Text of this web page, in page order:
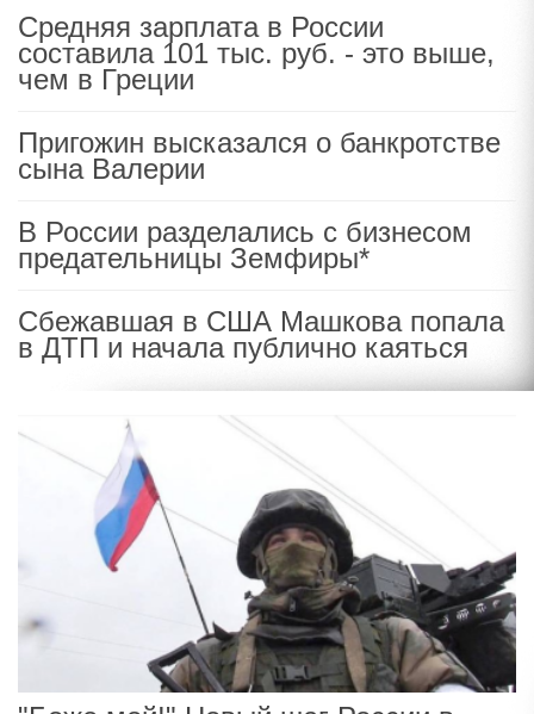
Средняя зарплата в России
составила 101 тыс. руб. - это выше,
чем в Греции
Пригожин высказался о банкротстве
сына Валерии
В России разделались с бизнесом
предательницы Земфиры*
Сбежавшая в США Машкова попала
в ДТП и начала публично каяться